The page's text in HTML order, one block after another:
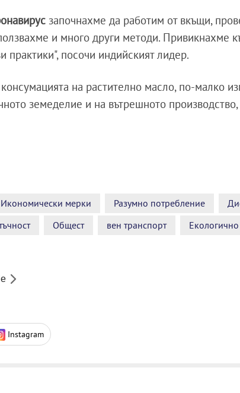
започнахме да работим от вкъщи,
и много други методи. Привикнахме
практики", посочи индийският лидер.
на растително масло, по-малко
земеделие и на вътрешното
Икономически мерки Разумно потребление
Общест вен транспорт
Instagram